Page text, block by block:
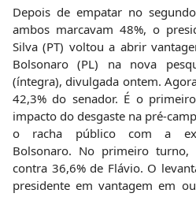
Depois de empatar no
ambos marcavam 48%, o
Silva (PT) voltou a abrir
Bolsonaro (PL) na nova
(íntegra), divulgada ontem.
42,3% do senador. É o
impacto do desgaste na pré-
o racha público com a ex-
Bolsonaro. No primeiro turno,
contra 36,6% de Flávio. O
presidente em vantagem em